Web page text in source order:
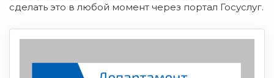
сделать это в любой момент через портал Госуслуг.